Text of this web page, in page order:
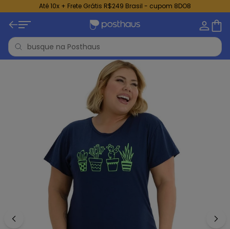
Até 10x + Frete Grátis R$249 Brasil - cupom 8DO8